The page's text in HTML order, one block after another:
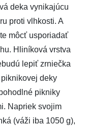
deka vynikajúcu
proti vlhkosti. A
môcť usporiadať
Hliníková vrstva
lepiť zrniečka
deky
pikniky
Napriek svojim
(váži iba 1050 g),